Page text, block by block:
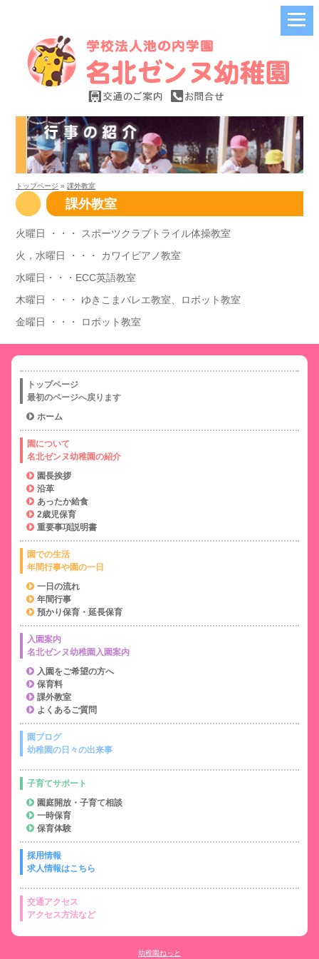
トップページ »課外教室
課外教室
火曜日 ・・・ スポーツクラブトライル体操教室
火，水曜日 ・・・ カワイピアノ教室
水曜日・・・ECC英語教室
木曜日 ・・・ ゆきこまバレエ教室、ロボット教室
金曜日 ・・・ ロボット教室
トップページ
最初のページへ戻ります
ホーム
園について
名北ゼンヌ幼稚園の紹介
園長挨拶
沿革
あったか給食
2歳児保育
重要事項説明書
園での生活
年間行事や園の一日
一日の流れ
年間行事
預かり保育・延長保育
入園案内
名北ゼンヌ幼稚園入園案内
入園をご希望の方へ
保育料
課外教室
よくあるご質問
園ブログ
幼稚園の日々の出来事
子育てサポート
園庭開放・子育て相談
一時保育
保育体験
採用情報
求人情報はこちら
交通アクセス
アクセス方法など
幼稚園ねっと